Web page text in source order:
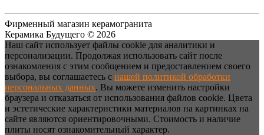
Фирменный магазин керамогранита
Керамика Будущего © 2026
Наш сайт использует файлы cookie для аналитики и
персонализации. Продолжая использовать сайт после
ознакомления с этим сообщением и предоставлением своего
выбора, вы соглашаетесь с нашей политикой обработки
персональных данных. Вы можете изменить настройки
браузера и отказаться от использования файлов cookie. Цвета
и эстетические характеристики материалов на картинках на
сайте являются ориентировочными. Стоимость и наличие
плиты носят ознакомительный характер.